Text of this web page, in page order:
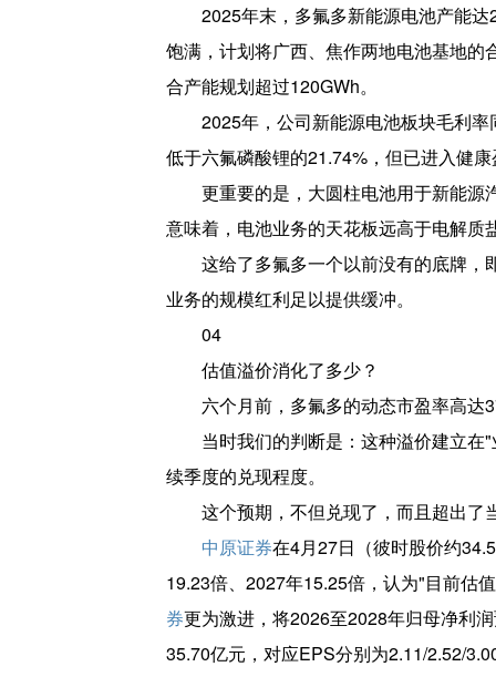
2025年末，多氟多新能源电池产能
饱满，计划将广西、焦作两地电池基地
合产能规划超过120GWh。
2025年，公司新能源电池板块毛利
低于六氟磷酸锂的21.74%，但已进入健
更重要的是，大圆柱电池用于新能源
意味着，电池业务的天花板远高于电解质
这给了多氟多一个以前没有的底牌，
业务的规模红利足以提供缓冲。
04
估值溢价消化了多少？
六个月前，多氟多的动态市盈率高
当时我们的判断是：这种溢价建立
续季度的兑现程度。
这个预期，不但兑现了，而且超出了
中原证券在4月27日（彼时股价约
19.23倍、2027年15.25倍，认为"目前估
券更为激进，将2026至2028年归母净利
35.70亿元，对应EPS分别为2.11/2.52/